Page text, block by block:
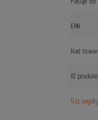
EAN
Kod
ID